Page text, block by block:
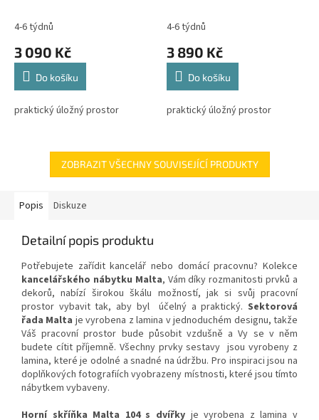
4-6 týdnů
3 090 Kč
Do košíku
praktický úložný prostor
4-6 týdnů
3 890 Kč
Do košíku
praktický úložný prostor
ZOBRAZIT VŠECHNY SOUVISEJÍCÍ PRODUKTY
Popis Diskuze
Detailní popis produktu
Potřebujete zařídit kancelář nebo domácí pracovnu? Kolekce
kancelářského nábytku Malta, Vám díky rozmanitosti prvků a
dekorů, nabízí širokou škálu možností, jak si svůj pracovní
prostor vybavit tak, aby byl účelný a praktický. Sektorová
řada Malta je vyrobena z lamina v jednoduchém designu, takže
Váš pracovní prostor bude působit vzdušně a Vy se v něm
budete cítit příjemně. Všechny prvky sestavy jsou vyrobeny z
lamina, které je odolné a snadné na údržbu. Pro inspiraci jsou na
doplňkových fotografiích vyobrazeny místnosti, které jsou tímto
nábytkem vybaveny.
Horní skříňka Malta 104 s dvířky je vyrobena z lamina v